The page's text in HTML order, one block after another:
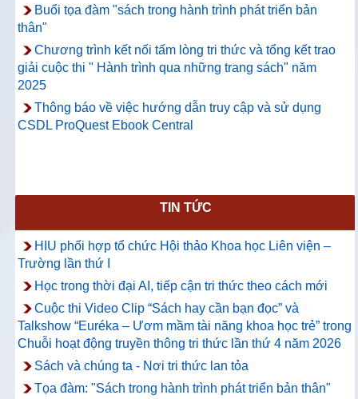
Buổi tọa đàm "sách trong hành trình phát triển bản
thân"
Chương trình kết nối tấm lòng tri thức và tổng kết trao
giải cuộc thi " Hành trình qua những trang sách" năm
2025
Thông báo về việc hướng dẫn truy cập và sử dụng
CSDL ProQuest Ebook Central
TIN TỨC
HIU phối hợp tổ chức Hội thảo Khoa học Liên viện –
Trường lần thứ I
Học trong thời đại AI, tiếp cận tri thức theo cách mới
Cuộc thi Video Clip “Sách hay cần bạn đọc” và
Talkshow “Euréka – Ươm mầm tài năng khoa học trẻ” trong
Chuỗi hoạt động truyền thông tri thức lần thứ 4 năm 2026
Sách và chúng ta - Nơi tri thức lan tỏa
Tọa đàm: "Sách trong hành trình phát triển bản thân"